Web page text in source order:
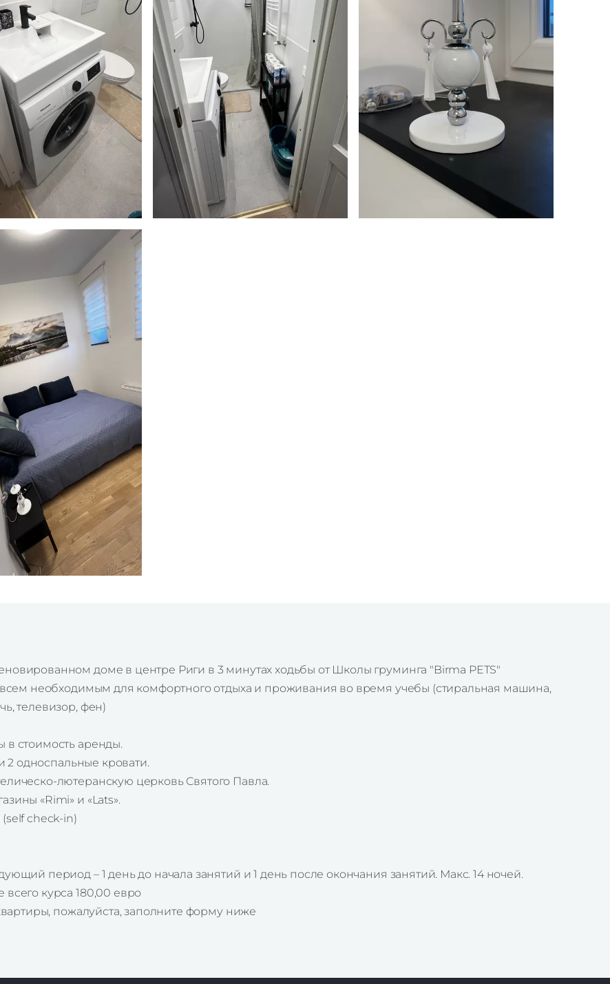
доме в центре Риги в 3 минутах ходьбы от Школы груминга "Birma PETS"
всем необходимым для комфортного отдыха и проживания во время учебы (стиральная машина,
телевизор, фен)
в стоимость аренды.
2 односпальные кровати.
лютеранскую церковь Святого Павла.
«Rimi» и «Lats».
check-in)
период – 1 день до начала занятий и 1 день после окончания занятий. Макс. 14 ночей.
курса 180,00 евро
пожалуйста, заполните форму ниже